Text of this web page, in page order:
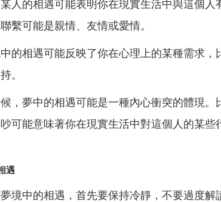
某人的相遇可能表明你在現實生活中與這個人
繫可能是親情、友情或愛情。
中的相遇可能反映了你在心理上的某種需求，
。
候，夢中的相遇可能是一種內心衝突的體現。
可能意味著你在現實生活中對這個人的某些
遇
境中的相遇，首先要保持冷靜，不要過度解